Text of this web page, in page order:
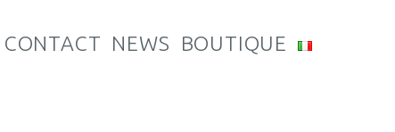
CONTACT NEWS BOUTIQUE